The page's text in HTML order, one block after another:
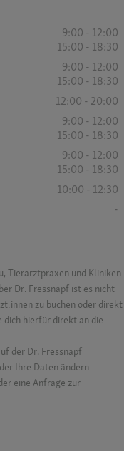
9:00 - 12:00
15:00 - 18:30
9:00 - 12:00
15:00 - 18:30
12:00 - 20:00
9:00 - 12:00
15:00 - 18:30
9:00 - 12:00
15:00 - 18:30
10:00 - 12:30
-
Tierarztpraxen und Kliniken
Dr. Fressnapf ist es nicht
zu buchen oder direkt
hierfür direkt an die
der Dr. Fressnapf
Ihre Daten ändern
eine Anfrage zur